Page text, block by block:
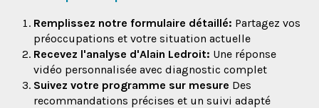
Remplissez notre formulaire détaillé: Partagez vos
préoccupations et votre situation actuelle
Recevez l'analyse d'Alain Ledroit: Une réponse
vidéo personnalisée avec diagnostic complet
Suivez votre programme sur mesure Des
recommandations précises et un suivi adapté